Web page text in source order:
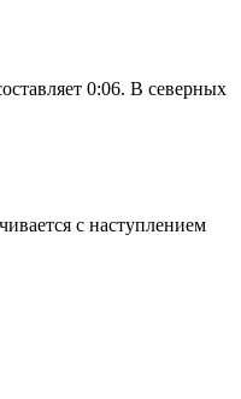
0:06. В северных
с наступлением